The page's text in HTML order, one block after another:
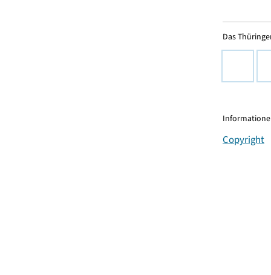
Das
Copyright